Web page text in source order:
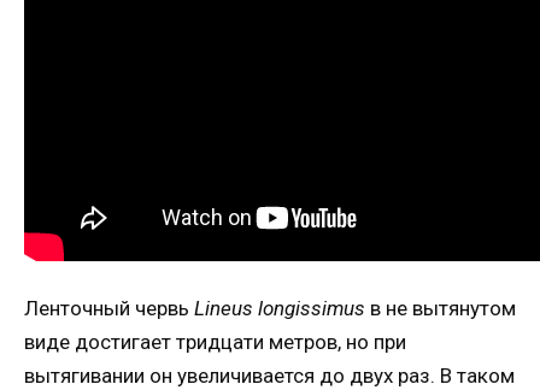
Ленточный червь Lineus longissimus в не вытянутом
виде достигает тридцати метров, но при
вытягивании он увеличивается до двух раз. В таком